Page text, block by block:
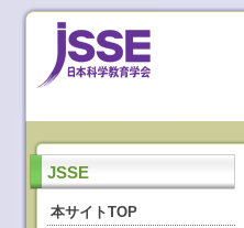
JSSE
本サイトTOP